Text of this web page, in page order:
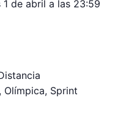
1 de abril a las 23:59
, Olímpica, Sprint